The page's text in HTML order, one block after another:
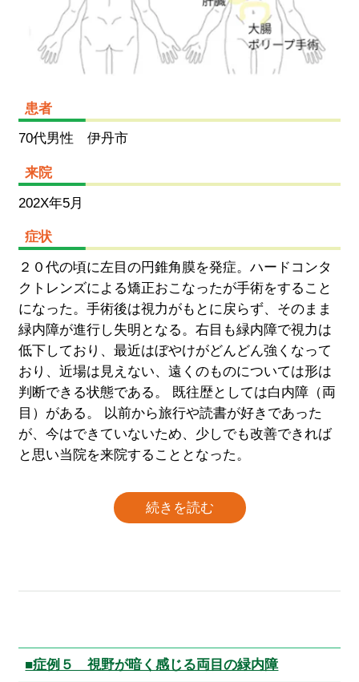
患者
70代男性 伊丹市
来院
202X年5月
症状
２０代の頃に左目の円錐角膜を発症。ハードコンタ
クトレンズによる矯正おこなったが手術をすること
になった。手術後は視力がもとに戻らず、そのまま
緑内障が進行し失明となる。右目も緑内障で視力は
低下しており、最近はぼやけがどんどん強くなって
おり、近場は見えない、遠くのものについては形は
判断できる状態である。 既往歴としては白内障（両
目）がある。 以前から旅行や読書が好きであった
が、今はできていないため、少しでも改善できれば
と思い当院を来院することとなった。
続きを読む
■症例５ 視野が暗く感じる両目の緑内障